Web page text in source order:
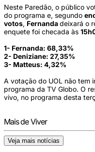
Neste Paredão, o público
do programa e, segundo
votos, Fernandadeixará o
enquete foi checada às
1- Fernanda: 68,33%
2- Deniziane: 27,35%
3- Matteus: 4,32%
A votação do UOL não tem
programa da TV Globo. O
vivo, no programa desta
Mais de Viver
Veja mais notícias